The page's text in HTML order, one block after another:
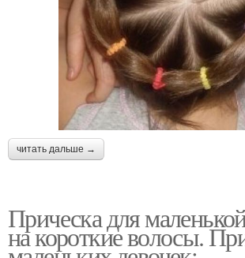
читать дальше →
Прическа для
на короткие волосы.